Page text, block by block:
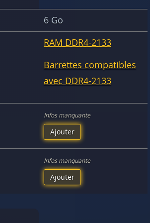
6 Go
RAM DDR4-2133
Barrettes compatibles
avec DDR4-2133
Infos manquante
Ajouter
Infos manquante
Ajouter